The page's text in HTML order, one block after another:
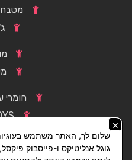
חומרי
×
גוגל אנליטיקס ו-פייסבוק